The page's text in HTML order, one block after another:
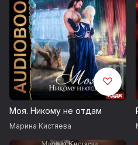
Моя. Никому не отдам
Марина Кистяева